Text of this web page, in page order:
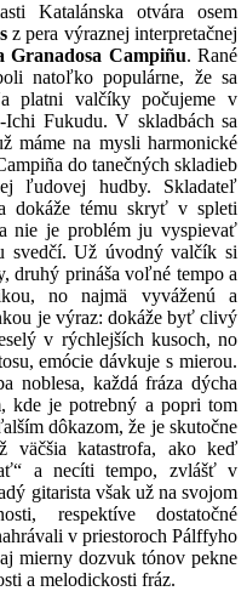
Katalánska otvára osem
z pera výraznej interpretačnej
Granadosa Campiñu. Rané
natoľko populárne, že sa
platni valčíky počujeme v
Ichi Fukudu. V skladbách sa
máme na mysli harmonické
do tanečných skladieb
ľudovej hudby. Skladateľ
dokáže tému skryť v spleti
nie je problém ju vyspievať
svedčí. Už úvodný valčík si
druhý prináša voľné tempo a
no najmä vyváženú a
je výraz: dokáže byť clivý
v rýchlejších kusoch, no
emócie dávkuje s mierou.
noblesa, každá fráza dýcha
kde je potrebný a popri tom
dôkazom, že je skutočne
väčšia katastrofa, ako keď
a necíti tempo, zvlášť v
gitarista však už na svojom
respektíve dostatočné
v priestoroch Pálffyho
mierny dozvuk tónov pekne
a melodickosti fráz.